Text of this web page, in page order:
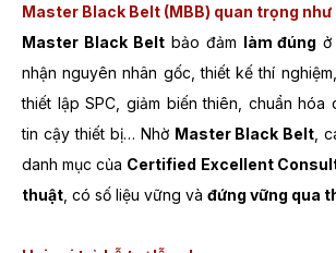
Master Black Belt (MBB) quan trọng như
Master Black Beltbảo đảm làm đúng ở
nhận nguyên nhân gốc, thiết kế thí
thiết lập SPC, giảm biến thiên, chuẩn hóa
tin cậy thiết bị… Nhờ Master Black Belt ,
danh mục của Certified Excellent
thuật , có số liệu vững và đứng vững qua